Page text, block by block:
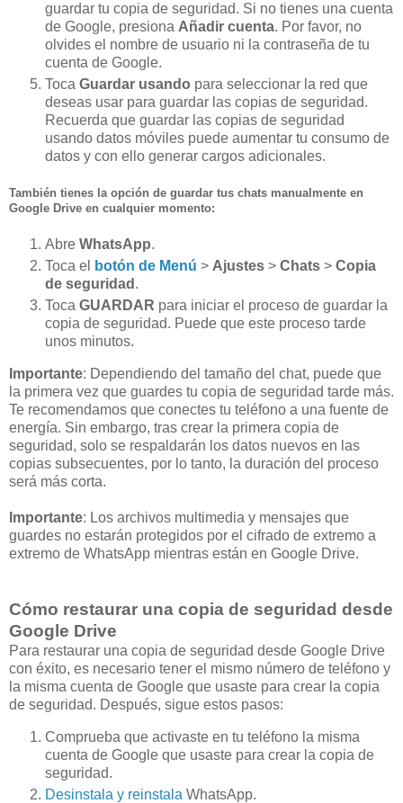
guardar tu copia de seguridad. Si no tienes una cuenta
de Google, presiona Añadir cuenta. Por favor, no
olvides el nombre de usuario ni la contraseña de tu
cuenta de Google.
Toca Guardar usando para seleccionar la red que
deseas usar para guardar las copias de seguridad.
Recuerda que guardar las copias de seguridad
usando datos móviles puede aumentar tu consumo de
datos y con ello generar cargos adicionales.
También tienes la opción de guardar tus chats manualmente en
Google Drive en cualquier momento:
Abre WhatsApp.
Toca el
botón de Menú > Ajustes > Chats > Copia
de seguridad .
Toca GUARDAR para iniciar el proceso de guardar la
copia de seguridad. Puede que este proceso tarde
unos minutos.
Importante: Dependiendo del tamaño del chat, puede que
la primera vez que guardes tu copia de seguridad tarde más.
Te recomendamos que conectes tu teléfono a una fuente de
energía. Sin embargo, tras crear la primera copia de
seguridad, solo se respaldarán los datos nuevos en las
copias subsecuentes, por lo tanto, la duración del proceso
será más corta.
Importante: Los archivos multimedia y mensajes que
guardes no estarán protegidos por el cifrado de extremo a
extremo de WhatsApp mientras están en Google Drive.
Cómo restaurar una copia de seguridad desde
Google Drive
Para restaurar una copia de seguridad desde Google Drive
con éxito, es necesario tener el mismo número de teléfono y
la misma cuenta de Google que usaste para crear la copia
de seguridad. Después, sigue estos pasos:
Comprueba que activaste en tu teléfono la misma
cuenta de Google que usaste para crear la copia de
seguridad.
Desinstala y reinstala WhatsApp.